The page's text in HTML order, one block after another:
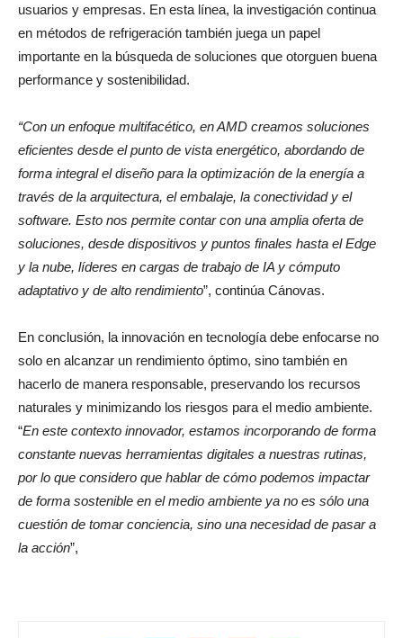
usuarios y empresas. En esta línea, la investigación continua
en métodos de refrigeración también juega un papel
importante en la búsqueda de soluciones que otorguen buena
performance y sostenibilidad.
“Con un enfoque multifacético, en AMD creamos soluciones
eficientes desde el punto de vista energético, abordando de
forma integral el diseño para la optimización de la energía a
través de la arquitectura, el embalaje, la conectividad y el
software. Esto nos permite contar con una amplia oferta de
soluciones, desde dispositivos y puntos finales hasta el Edge
y la nube, líderes en cargas de trabajo de IA y cómputo
adaptativo y de alto rendimiento”, continúa Cánovas.
En conclusión, la innovación en tecnología debe enfocarse no
solo en alcanzar un rendimiento óptimo, sino también en
hacerlo de manera responsable, preservando los recursos
naturales y minimizando los riesgos para el medio ambiente.
“En este contexto innovador, estamos incorporando de forma
constante nuevas herramientas digitales a nuestras rutinas,
por lo que considero que hablar de cómo podemos impactar
de forma sostenible en el medio ambiente ya no es sólo una
cuestión de tomar conciencia, sino una necesidad de pasar a
la acción”,